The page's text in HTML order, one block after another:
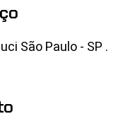
São Paulo - SP .